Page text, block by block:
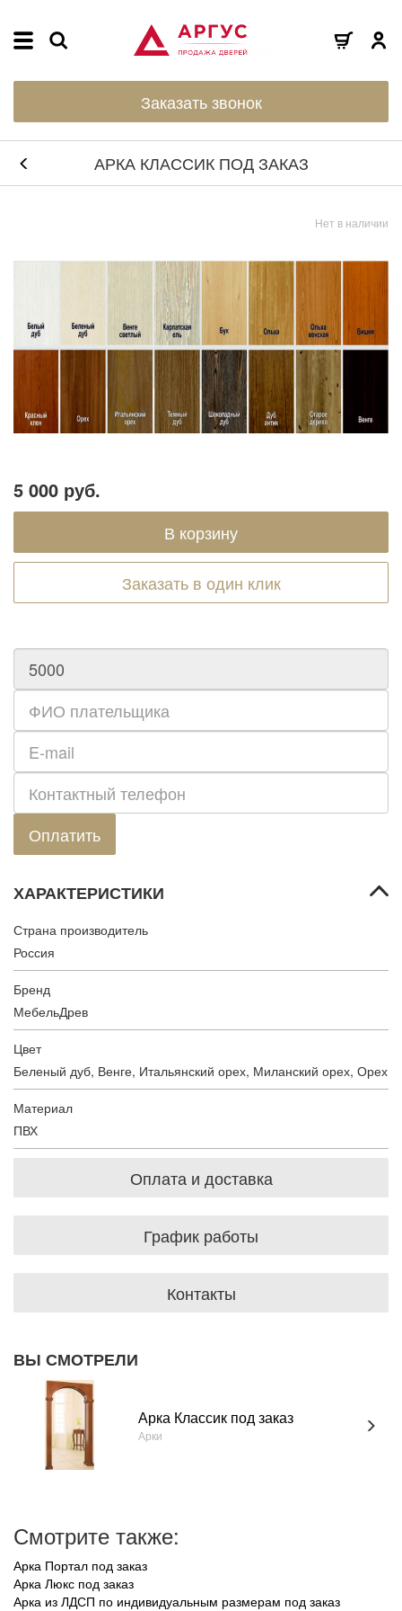
Заказать звонок
АРКА КЛАССИК ПОД ЗАКАЗ
Нет в наличии
5 000 руб.
Заказать в один клик
ХАРАКТЕРИСТИКИ
Страна производитель
Россия
Бренд
МебельДрев
Цвет
Беленый дуб, Венге, Итальянский орех, Миланский орех, Орех
Материал
ПВХ
Оплата и доставка
График работы
Контакты
ВЫ СМОТРЕЛИ
Арка Классик под заказ
Арки
Смотрите также:
Арка Портал под заказ
Арка Люкс под заказ
Арка из ЛДСП по индивидуальным размерам под заказ